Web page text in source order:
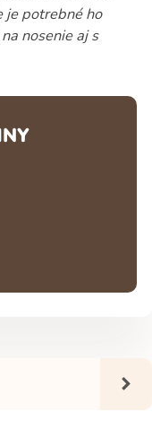
je potrebné ho
nosenie aj s